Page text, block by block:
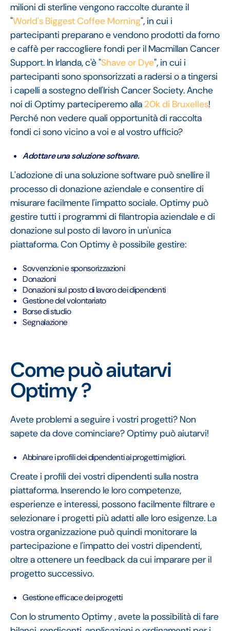
milioni di sterline vengono raccolte durante il
"World's Biggest Coffee Morning", in cui i
partecipanti preparano e vendono prodotti da forno
e caffè per raccogliere fondi per il Macmillan Cancer
Support. In Irlanda, c'è "Shave or Dye", in cui i
partecipanti sono sponsorizzati a radersi o a tingersi
i capelli a sostegno dell'Irish Cancer Society. Anche
noi di Optimy parteciperemo alla20k di Bruxelles!
Perché non vedere quali opportunità di raccolta
fondi ci sono vicino a voi e al vostro ufficio?
Adottare una soluzione software.
L'adozione di una soluzione software può snellire il
processo di donazione aziendale e consentire di
misurare facilmente l'impatto sociale. Optimy può
gestire tutti i programmi di filantropia aziendale e di
donazione sul posto di lavoro in un'unica
piattaforma. Con Optimy è possibile gestire:
Sovvenzioni e sponsorizzazioni
Donazioni
Donazioni sul posto di lavoro dei dipendenti
Gestione del volontariato
Borse di studio
Segnalazione
Come può aiutarvi
Optimy ?
Avete problemi a seguire i vostri progetti? Non
sapete da dove cominciare? Optimy può aiutarvi!
Abbinare i profili dei dipendenti ai progetti migliori.
Create i profili dei vostri dipendenti sulla nostra
piattaforma. Inserendo le loro competenze,
esperienze e interessi, possono facilmente filtrare e
selezionare i progetti più adatti alle loro esigenze. La
vostra organizzazione può quindi monitorare la
partecipazione e l'impatto dei vostri dipendenti,
oltre a ottenere un feedback da cui imparare per il
progetto successivo.
Gestione efficace dei progetti
Con lo strumento Optimy , avete la possibilità di fare